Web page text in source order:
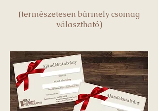
(természetesen bármely csomag
választható)